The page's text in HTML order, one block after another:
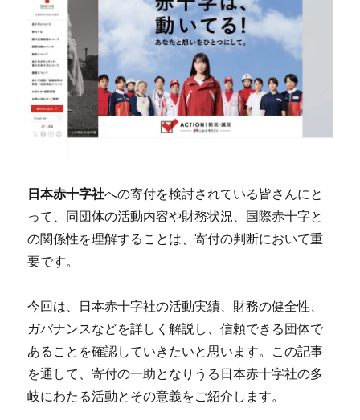
日本赤十字社への寄付を検討されている皆さんにと
って、同団体の活動内容や財務状況、国際赤十字と
の関係性を理解することは、寄付の判断において重
要です。
今回は、日本赤十字社の活動実績、財務の健全性、
ガバナンスなどを詳しく解説し、信頼できる団体で
あることを確認していきたいと思います。この記事
を通して、寄付の一助となりうる日本赤十字社の多
岐にわたる活動とその意義をご紹介します。